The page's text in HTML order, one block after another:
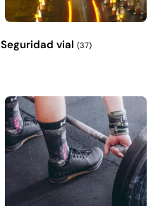
Seguridad vial (37)